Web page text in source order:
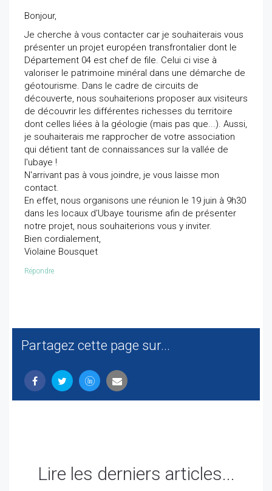
Bonjour,
Je cherche à vous contacter car je souhaiterais vous
présenter un projet européen transfrontalier dont le
Département 04 est chef de file. Celui ci vise à
valoriser le patrimoine minéral dans une démarche de
géotourisme. Dans le cadre de circuits de
découverte, nous souhaiterions proposer aux visiteurs
de découvrir les différentes richesses du territoire
dont celles liées à la géologie (mais pas que...). Aussi,
je souhaiterais me rapprocher de votre association
qui détient tant de connaissances sur la vallée de
l'ubaye !
N'arrivant pas à vous joindre, je vous laisse mon
contact.
En effet, nous organisons une réunion le 19 juin à 9h30
dans les locaux d'Ubaye tourisme afin de présenter
notre projet, nous souhaiterions vous y inviter.
Bien cordialement,
Violaine Bousquet
Répondre
Partagez cette page sur...
Lire les derniers articles...